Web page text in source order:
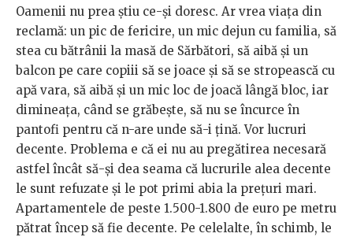
Oamenii nu prea știu ce-și doresc. Ar vrea viața din
reclamă: un pic de fericire, un mic dejun cu familia, să
stea cu bătrânii la masă de Sărbători, să aibă și un
balcon pe care copiii să se joace și să se stropească cu
apă vara, să aibă și un mic loc de joacă lângă bloc, iar
dimineața, când se grăbește, să nu se încurce în
pantofi pentru că n-are unde să-i țină. Vor lucruri
decente. Problema e că ei nu au pregătirea necesară
astfel încât să-și dea seama că lucrurile alea decente
le sunt refuzate și le pot primi abia la prețuri mari.
Apartamentele de peste 1.500-1.800 de euro pe metru
pătrat încep să fie decente. Pe celelalte, în schimb, le